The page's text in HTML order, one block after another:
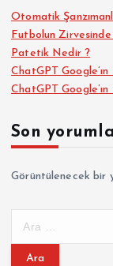
Otomatik
Futbolun
Patetik Nedir ?
ChatGPT
ChatGPT
Son
Görüntülenecek bir